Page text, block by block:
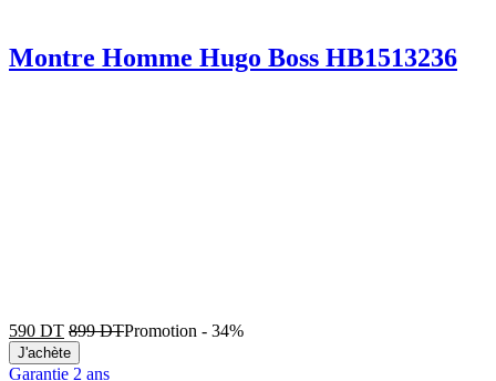
Montre Homme Hugo Boss HB1513236
590 DT 899DTPromotion - 34%
J'achète
Garantie 2 ans